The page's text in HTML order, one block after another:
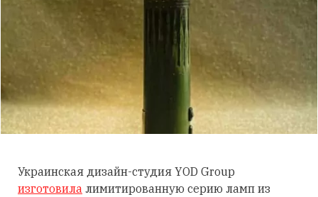
Украинская дизайн-студия YOD Group
изготовила лимитированную серию ламп из